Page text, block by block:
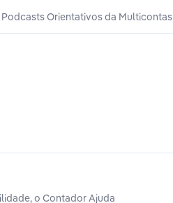
Orientativos da Multicontas
o Contador Ajuda